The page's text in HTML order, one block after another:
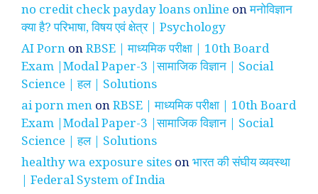
no credit check payday loans online onमनोविज्ञान
क्या है? परिभाषा, विषय एवं क्षेत्र | Psychology
AI Porn onRBSE | माध्यमिक परीक्षा | 10th Board
Exam |Modal Paper-3 |सामाजिक विज्ञान | Social
Science | हल | Solutions
ai porn men onRBSE | माध्यमिक परीक्षा | 10th Board
Exam |Modal Paper-3 |सामाजिक विज्ञान | Social
Science | हल | Solutions
healthy wa exposure sites onभारत की संघीय व्यवस्था
| Federal System of India